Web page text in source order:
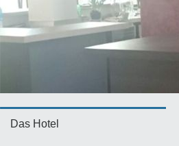
Das Hotel